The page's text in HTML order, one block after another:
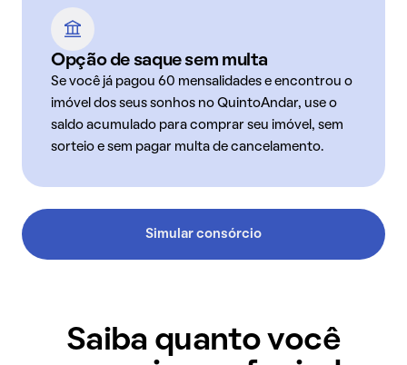
Opção de saque sem multa
Se você já pagou 60 mensalidades e encontrou o
imóvel dos seus sonhos no QuintoAndar, use o
saldo acumulado para comprar seu imóvel, sem
sorteio e sem pagar multa de cancelamento.
Simular consórcio
Saiba quanto você